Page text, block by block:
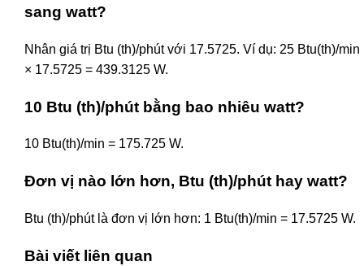
sang watt?
Nhân giá trị Btu (th)/phút với 17.5725. Ví dụ: 25 Btu(th)/min
× 17.5725 = 439.3125 W.
10 Btu (th)/phút bằng bao nhiêu watt?
10 Btu(th)/min = 175.725 W.
Đơn vị nào lớn hơn, Btu (th)/phút hay watt?
Btu (th)/phút là đơn vị lớn hơn: 1 Btu(th)/min = 17.5725 W.
Bài viết liên quan